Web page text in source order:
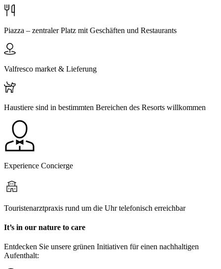
Piazza – zentraler Platz mit Geschäften und Restaurants
Valfresco market & Lieferung
Haustiere sind in bestimmten Bereichen des Resorts willkommen
Experience Concierge
Touristenarztpraxis rund um die Uhr telefonisch erreichbar
It’s in our nature to care
Entdecken Sie unsere grünen Initiativen für einen nachhaltigen
Aufenthalt: